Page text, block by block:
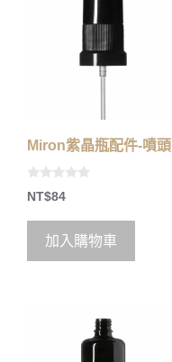
Miron紫晶瓶配件-噴頭
0
o
t
5
NT$84
加入購物車